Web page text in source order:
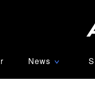
News ∨